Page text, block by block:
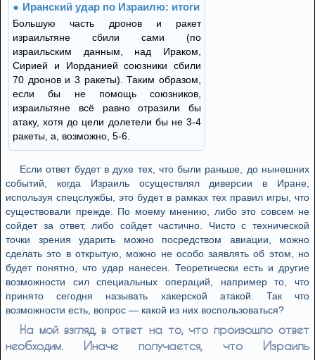
Иранский удар по Израилю: итоги
Большую часть дронов и ракет
израильтяне сбили сами (по
израильским данным, над Ираком,
Сирией и Иорданией союзники сбили
70 дронов и 3 ракеты). Таким образом,
если бы не помощь союзников,
израильтяне всё равно отразили бы
атаку, хотя до цели долетели бы не 3-4
ракеты, а, возможно, 5-6.
Если ответ будет в духе тех, что были раньше, до нынешних
событий, когда Израиль осуществлял диверсии в Иране,
используя спецслужбы, это будет в рамках тех правил игры, что
существовали прежде. По моему мнению, либо это совсем не
сойдет за ответ, либо сойдет частично. Чисто с технической
точки зрения ударить можно посредством авиации, можно
сделать это в открытую, можно не особо заявлять об этом, но
будет понятно, что удар нанесен. Теоретически есть и другие
возможности сил специальных операций, например то, что
принято сегодня называть хакерской атакой. Так что
возможности есть, вопрос — какой из них воспользоваться?
На мой взгляд, в ответ на то, что произошло ответ
необходим. Иначе получается, что Израиль